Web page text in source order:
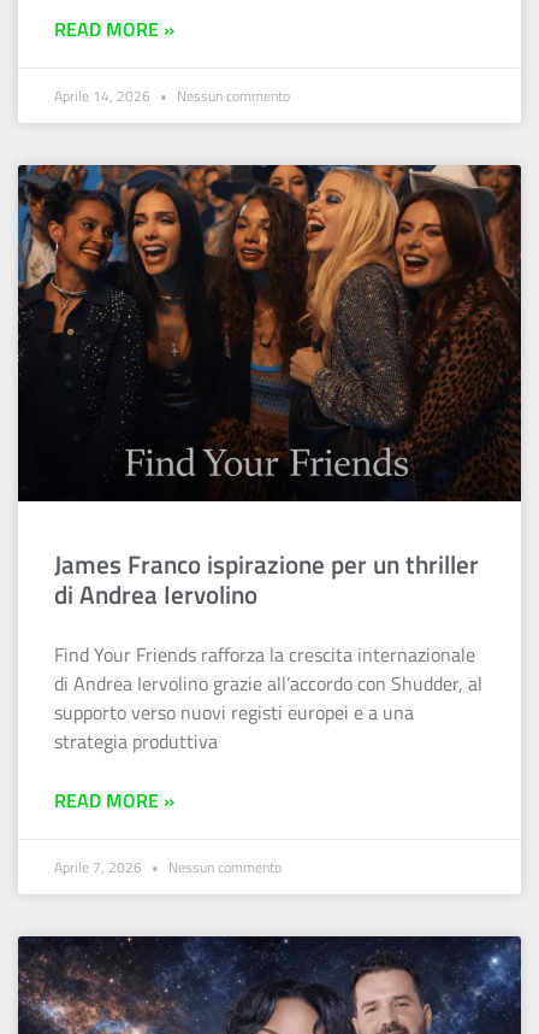
READ MORE »
Aprile 14, 2026 Nessun commento
James Franco ispirazione per un thriller
di Andrea Iervolino
Find Your Friends rafforza la crescita internazionale
di Andrea Iervolino grazie all’accordo con Shudder, al
supporto verso nuovi registi europei e a una
strategia produttiva
READ MORE »
Aprile 7, 2026 Nessun commento